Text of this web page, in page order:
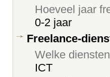
Hoeveel jaar
0-2 jaar
Freelance-
Welke
ICT